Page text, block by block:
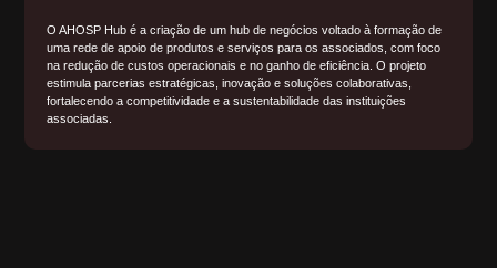
O AHOSP Hub é a criação de um hub de negócios voltado à formação de
uma rede de apoio de produtos e serviços para os associados, com foco
na redução de custos operacionais e no ganho de eficiência. O projeto
estimula parcerias estratégicas, inovação e soluções colaborativas,
fortalecendo a competitividade e a sustentabilidade das instituições
associadas.